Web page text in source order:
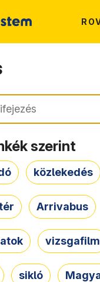
szerint
közlekedés
Arrivabus
vizsgafilm
sikló